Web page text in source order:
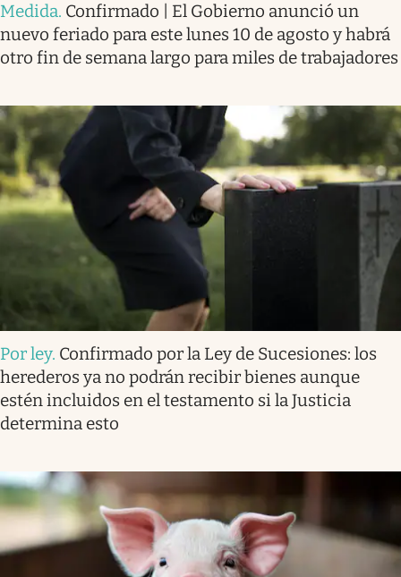
Medida. Confirmado | El Gobierno anunció un
nuevo feriado para este lunes 10 de agosto y habrá
otro fin de semana largo para miles de trabajadores
Por ley. Confirmado por la Ley de Sucesiones: los
herederos ya no podrán recibir bienes aunque
estén incluidos en el testamento si la Justicia
determina esto